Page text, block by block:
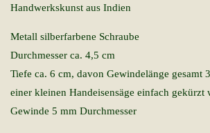
Handwerkskunst aus Indien
Metall silberfarbene Schraube
Durchmesser ca. 4,5 cm
Tiefe ca. 6 cm, davon Gewindelänge gesamt
einer kleinen Handeisensäge einfach gekürzt
Gewinde 5 mm Durchmesser